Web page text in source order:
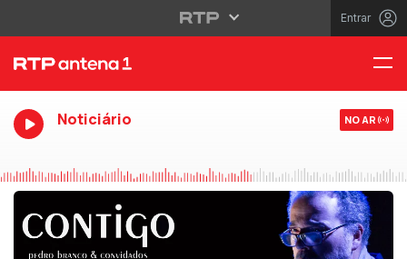
Entrar
Noticiário NO AR